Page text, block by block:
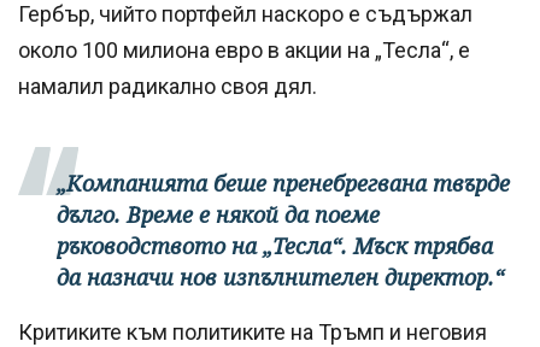
Гербър, чийто портфейл наскоро е съдържал
около 100 милиона евро в акции на „Тесла“, е
намалил радикално своя дял.
„Компанията беше пренебрегвана твърде
дълго. Време е някой да поеме
ръководството на „Тесла“. Мъск трябва
да назначи нов изпълнителен директор.“
Критиките към политиките на Тръмп и неговия